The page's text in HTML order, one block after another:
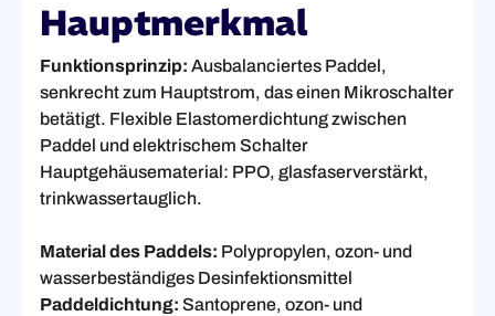
Hauptmerkmal
Funktionsprinzip: Ausbalanciertes Paddel,
senkrecht zum Hauptstrom, das einen Mikroschalter
betätigt. Flexible Elastomerdichtung zwischen
Paddel und elektrischem Schalter
Hauptgehäusematerial: PPO, glasfaserverstärkt,
trinkwassertauglich.
Material des Paddels: Polypropylen, ozon- und
wasserbeständiges Desinfektionsmittel
Paddeldichtung: Santoprene, ozon- und